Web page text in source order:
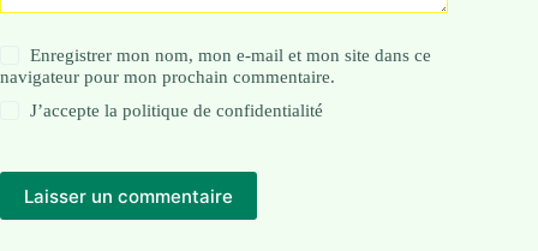
Enregistrer mon nom, mon e-mail et mon site dans ce
navigateur pour mon prochain commentaire.
J’accepte lapolitique de confidentialité
Laisser un commentaire